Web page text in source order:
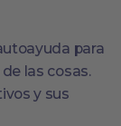
para
las cosas.
y sus